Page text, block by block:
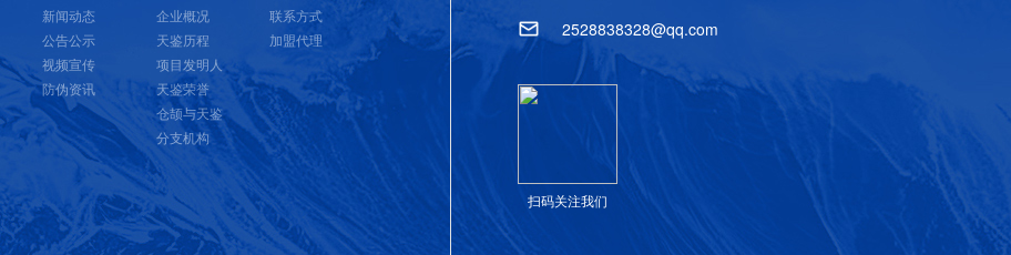
新闻动态
公告公示
视频宣传
防伪资讯
企业概况
天鉴历程
项目发明人
天鉴荣誉
仓颉与天鉴
分支机构
联系方式
加盟代理
2528838328@qq.com
扫码关注我们